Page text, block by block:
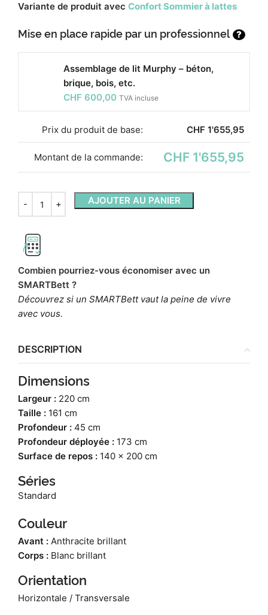
Variante de produit avec Confort Sommier à lattes
Mise en place rapide par un professionnel ?
Assemblage de lit Murphy – béton,
brique, bois, etc.
CHF 600,00 TVA incluse
Prix ​​du produit de base: CHF 1'655,95
Montant de la commande: CHF 1'655,95
AJOUTER AU PANIER
Combien pourriez-vous économiser avec un
SMARTBett ?
Découvrez si un SMARTBett vaut la peine de vivre
avec vous.
DESCRIPTION
Dimensions
Largeur : 220 cm
Taille : 161 cm
Profondeur : 45 cm
Profondeur déployée : 173 cm
Surface de repos : 140 x 200 cm
Séries
Standard
Couleur
Avant : Anthracite brillant
Corps : Blanc brillant
Orientation
Horizontale / Transversale